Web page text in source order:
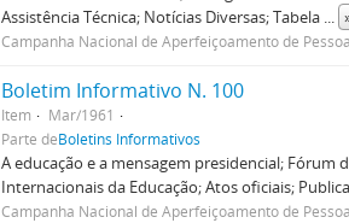
Assistência Técnica; Notícias Diversas; Tabela ...
Campanha Nacional de Aperfeiçoamento de
Boletim Informativo N. 100
Item
Mar/1961
Parte deBoletins Informativos
A educação e a mensagem presidencial;
Internacionais da Educação; Atos oficiais;
Campanha Nacional de Aperfeiçoamento de